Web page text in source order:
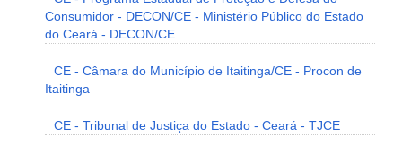
Consumidor - DECON/CE - Ministério Público do Estado
do Ceará - DECON/CE
CE - Câmara do Município de Itaitinga/CE - Procon de
Itaitinga
CE - Tribunal de Justiça do Estado - Ceará - TJCE